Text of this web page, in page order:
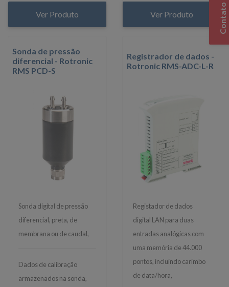
Ver Produto Ver Produto
Sonda de pressão
diferencial - Rotronic
RMS PCD-S
Sonda digital de pressão
diferencial, preta, de
membrana ou de caudal,
Dados de calibração
armazenados na sonda,
Registrador de dados -
Rotronic RMS-ADC-L-R
Registador de dados
digital LAN para duas
entradas analógicas com
uma memória de 44.000
pontos, incluindo carimbo
de data/hora,
Contato